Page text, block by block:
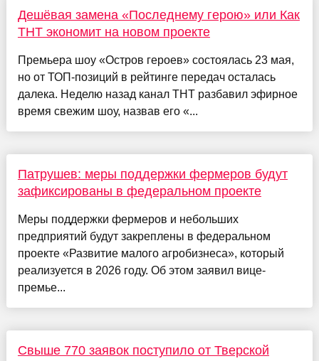
Дешёвая замена «Последнему герою» или Как
ТНТ экономит на новом проекте
Премьера шоу «Остров героев» состоялась 23 мая,
но от ТОП-позиций в рейтинге передач осталась
далека. Неделю назад канал ТНТ разбавил эфирное
время свежим шоу, назвав его «...
Патрушев: меры поддержки фермеров будут
зафиксированы в федеральном проекте
Меры поддержки фермеров и небольших
предприятий будут закреплены в федеральном
проекте «Развитие малого агробизнеса», который
реализуется в 2026 году. Об этом заявил вице-
премье...
Свыше 770 заявок поступило от Тверской